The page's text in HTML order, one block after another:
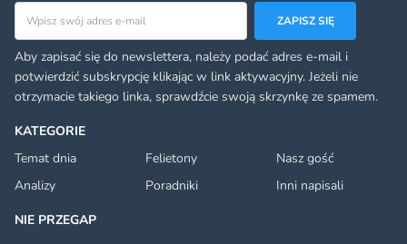
KATEGORIE
Temat dnia
Felietony
Nasz gość
Analizy
Poradniki
Inni napisali
NIE PRZEGAP
Adres email
ZAPISZ SIĘ
Aby zapisać się do newslettera, należy podać adres e-mail i
potwierdzić subskrypcję klikając w link aktywacyjny. Jeżeli nie
otrzymacie takiego linka, sprawdźcie swoją skrzynkę ze spamem.